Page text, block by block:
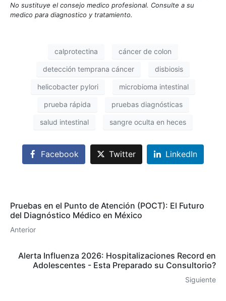
No sustituye el consejo medico profesional. Consulte a su
medico para diagnostico y tratamiento.
calprotectina cáncer de colon
detección temprana cáncer disbiosis
helicobacter pylori microbioma intestinal
prueba rápida pruebas diagnósticas
salud intestinal sangre oculta en heces
Facebook Twitter LinkedIn
Pruebas en el Punto de Atención (POCT): El Futuro
del Diagnóstico Médico en México
Anterior
Alerta Influenza 2026: Hospitalizaciones Record en
Adolescentes - Esta Preparado su Consultorio?
Siguiente